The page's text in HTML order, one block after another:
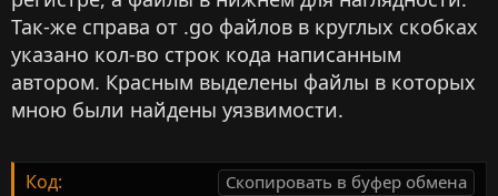
Так-же справа от .go файлов в круглых скобках
указано кол-во строк кода написанным
автором. Красным выделены файлы в которых
мною были найдены уязвимости.
Код: Скопировать в буфер обмена